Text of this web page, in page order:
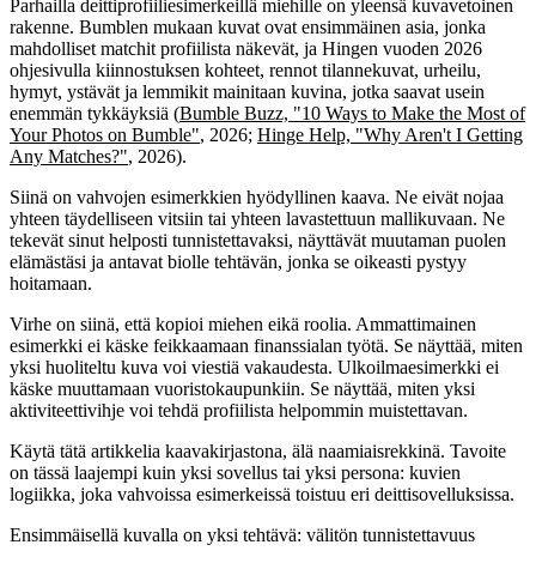
Parhailla deittiprofiiliesimerkeillä miehille on yleensä kuvavetoinen
rakenne. Bumblen mukaan kuvat ovat ensimmäinen asia, jonka
mahdolliset matchit profiilista näkevät, ja Hingen vuoden 2026
ohjesivulla kiinnostuksen kohteet, rennot tilannekuvat, urheilu,
hymyt, ystävät ja lemmikit mainitaan kuvina, jotka saavat usein
enemmän tykkäyksiä (Bumble Buzz, "10 Ways to Make the Most of
Your Photos on Bumble", 2026; Hinge Help, "Why Aren't I Getting
Any Matches?", 2026).
Siinä on vahvojen esimerkkien hyödyllinen kaava. Ne eivät nojaa
yhteen täydelliseen vitsiin tai yhteen lavastettuun mallikuvaan. Ne
tekevät sinut helposti tunnistettavaksi, näyttävät muutaman puolen
elämästäsi ja antavat biolle tehtävän, jonka se oikeasti pystyy
hoitamaan.
Virhe on siinä, että kopioi miehen eikä roolia. Ammattimainen
esimerkki ei käske feikkaamaan finanssialan työtä. Se näyttää, miten
yksi huoliteltu kuva voi viestiä vakaudesta. Ulkoilmaesimerkki ei
käske muuttamaan vuoristokaupunkiin. Se näyttää, miten yksi
aktiviteettivihje voi tehdä profiilista helpommin muistettavan.
Käytä tätä artikkelia kaavakirjastona, älä naamiaisrekkinä. Tavoite
on tässä laajempi kuin yksi sovellus tai yksi persona: kuvien
logiikka, joka vahvoissa esimerkeissä toistuu eri deittisovelluksissa.
Ensimmäisellä kuvalla on yksi tehtävä: välitön tunnistettavuus